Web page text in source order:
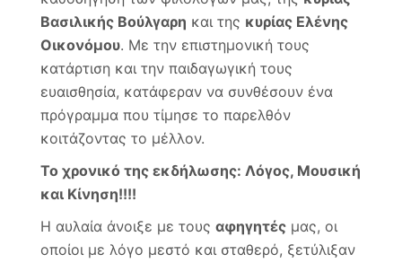
Βασιλικής Βούλγαρη και της κυρίας Ελένης
Οικονόμου. Με την επιστημονική τους
κατάρτιση και την παιδαγωγική τους
ευαισθησία, κατάφεραν να συνθέσουν ένα
πρόγραμμα που τίμησε το παρελθόν
κοιτάζοντας το μέλλον.
Το χρονικό της εκδήλωσης: Λόγος, Μουσική
και Κίνηση!!!!
Η αυλαία άνοιξε με τους αφηγητές μας, οι
οποίοι με λόγο μεστό και σταθερό, ξετύλιξαν